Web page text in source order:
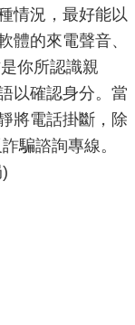
情況，最好能以
體的來電聲音、
你所認識親
以確認身分。當
將電話掛斷，除
騙諮詢專線。